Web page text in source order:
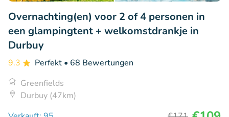
Overnachting(en) voor 2 of 4 personen in
een glampingtent + welkomstdrankje in
Durbuy
9.3 Perfekt • 68 Bewertungen
Greenfields
Durbuy (47km)